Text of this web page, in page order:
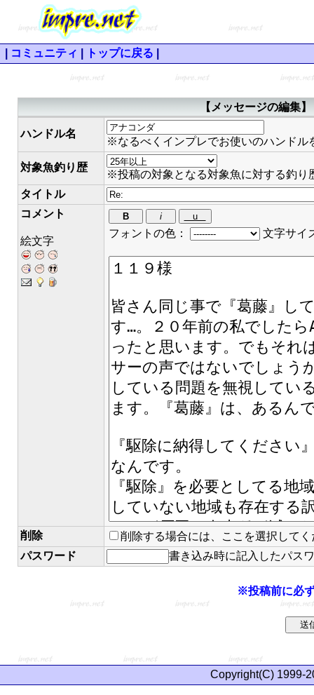
コミュニティ トップに戻る
【メッセージの編集
ハンドル名
※なるべくインプレでお使いのハンドル
対象魚釣り歴
※投稿の対象となる対象魚に対する釣り
タイトル
コメント
絵文字
フォントの色： 文字サイ
削除
削除する場合には、ここを選択してく
パスワード
書き込み時に記入したパス
※投稿前に必
Copyright(C) 1999-